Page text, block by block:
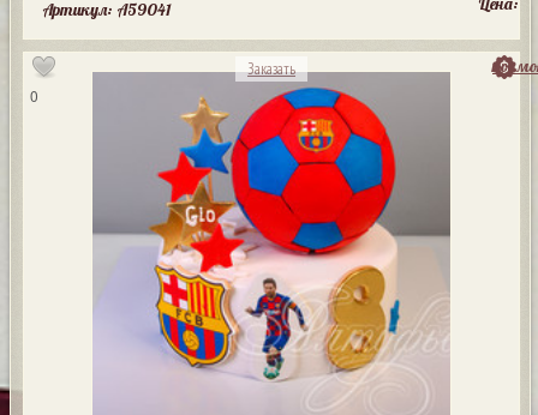
Артикул: A59041
0
Заказать